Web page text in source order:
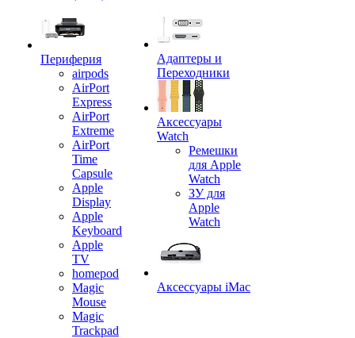
Периферия
airpods
AirPort
Express
AirPort
Extreme
AirPort
Time
Capsule
Apple
Display
Apple
Keyboard
Apple
TV
homepod
Magic
Mouse
Magic
Trackpad
Адаптеры и
Переходники
Аксессуары
Watch
Ремешки
для Apple
Watch
ЗУ для
Apple
Watch
Аксессуары iMac